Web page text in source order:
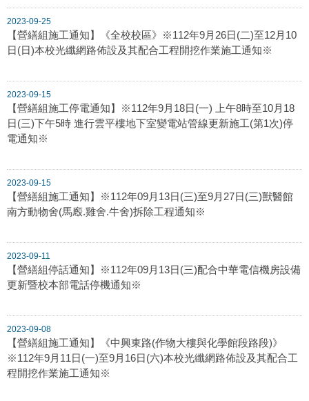
2023-09-25
【營繕組施工通知】《全校校區》※112年9月26日(二)至12月10
日(日)本校光纖網路佈設及其配合工程開挖作業施工通知※
2023-09-15
【營繕組施工停電通知】※112年9月18日(一) 上午8時至10月18
日(三)下午5時 進行雲平樓地下室變電站管線更新施工(第1次)停
電通知※
2023-09-15
【營繕組施工通知】※112年09月13日(三)至9月27日(三)獸醫館
南方動物舍(馬廏.雞舍.牛舍)拆除工程通知※
2023-09-11
【營繕組停話通知】※112年09月13日(三)配合中華電信機房設備
更新暨校本部電話停機通知※
2023-09-08
【營繕組施工通知】《中興東路(作物大樓與化學館段路段)》
※112年9月11日(一)至9月16日(六)本校光纖網路佈設及其配合工
程開挖作業施工通知※